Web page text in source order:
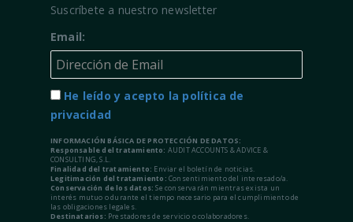
Suscríbete a nuestro newsletter
Email:
He leído y acepto la política de
privacidad
INFORMACIÓN BÁSICA DE PROTECCIÓN DE DATOS:
Responsable del tratamiento: AUDIT ACCOUNTS & ADVICE &
CONSULTING, S.L.
Finalidad del tratamiento: Enviar el boletín de noticias.
Legitimación del tratamiento: Consentimiento del interesado/a.
Conservación de los datos: Se conservarán mientras exista un
interés mutuo o durante el tiempo necesario para el cumplimiento de
las obligaciones legales.
Destinatarios: Prestadores de servicio o colaboradores.